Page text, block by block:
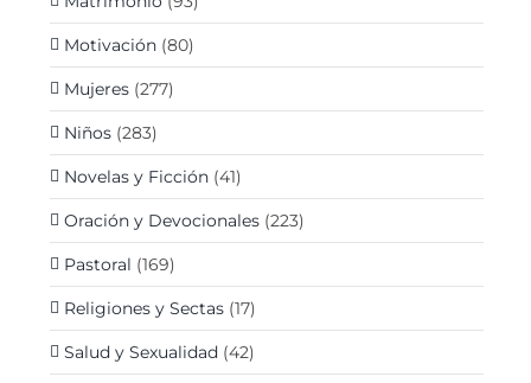
Motivación (80)
Mujeres (277)
Niños (283)
Novelas y Ficción (41)
Oración y Devocionales (223)
Pastoral (169)
Religiones y Sectas (17)
Salud y Sexualidad (42)